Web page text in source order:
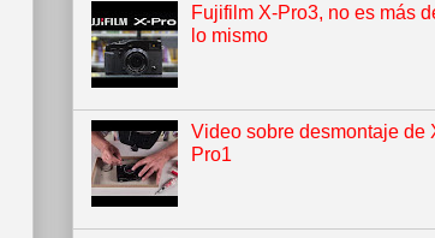
Fujifilm X-Pro3, no es más
lo mismo
Video sobre desmontaje de
Pro1